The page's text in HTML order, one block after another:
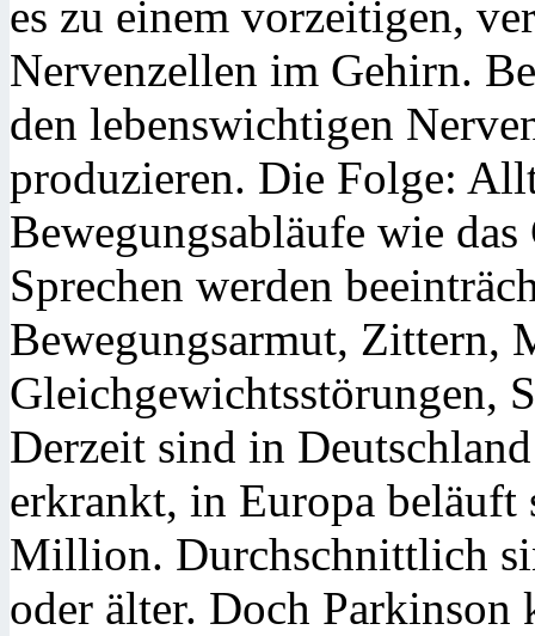
es zu einem vorzeitigen,
Nervenzellen im Gehirn.
den lebenswichtigen
produzieren. Die Folge:
Bewegungsabläufe wie
Sprechen werden
Bewegungsarmut, Zittern,
Gleichgewichtsstörungen,
Derzeit sind in
erkrankt, in Europa
Million. Durchschnittlich
oder älter. Doch